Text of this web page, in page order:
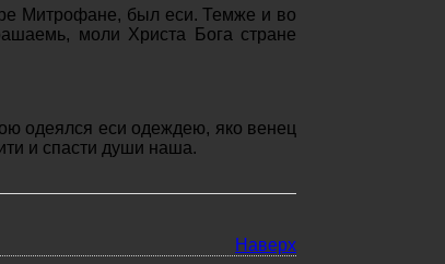
Митрофане, был еси. Темже и во
моли Христа Бога стране
одеялся еси одеждею, яко венец
и спасти души наша.
Наверх